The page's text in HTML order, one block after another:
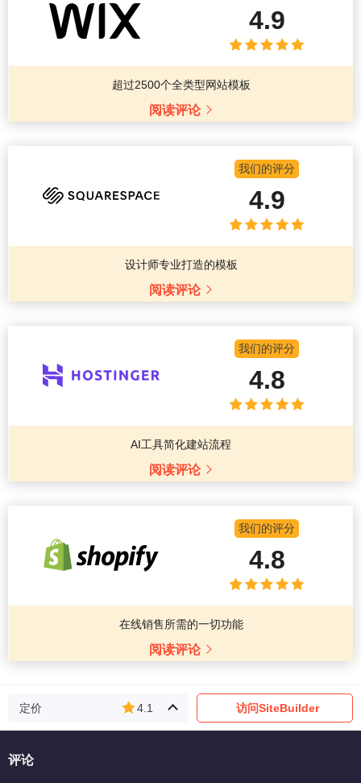
4.9
超过2500个全类型网站模板
阅读评论
我们的评分
4.9
设计师专业打造的模板
阅读评论
我们的评分
4.8
AI工具简化建站流程
阅读评论
我们的评分
4.8
在线销售所需的一切功能
阅读评论
定价 4.1 访问SiteBuilder
评论